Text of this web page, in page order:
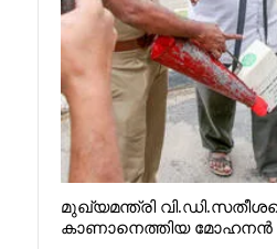
മുഖ്യമന്ത്രി
കാണാനെത്തിയ മോഹനൻ